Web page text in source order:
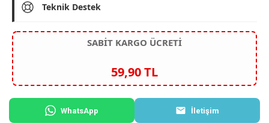
Teknik Destek
SABİT KARGO ÜCRETİ
59,90 TL
WhatsApp İletişim